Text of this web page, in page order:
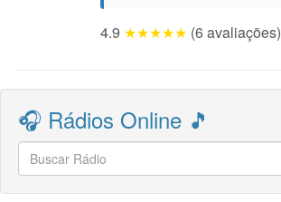
4.9 ★★★★★ (6 avaliações)
🎧 Rádios Online 🎵